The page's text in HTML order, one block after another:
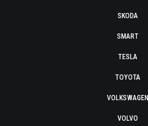
SKODA
SMART
TESLA
TOYOTA
VOLKSWAGEN
VOLVO